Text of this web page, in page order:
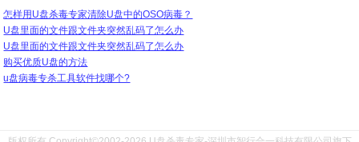
怎样用U盘杀毒专家清除U盘中的OSO病毒？
U盘里面的文件跟文件夹突然乱码了怎么办
U盘里面的文件跟文件夹突然乱码了怎么办
购买优质U盘的方法
u盘病毒专杀工具软件找哪个?